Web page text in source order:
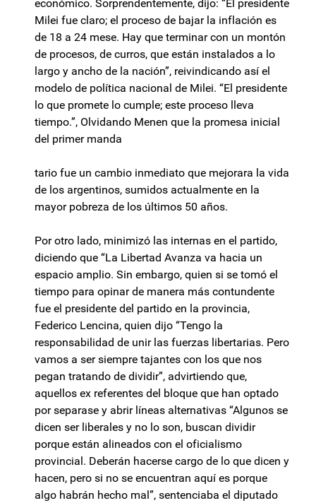
económico. Sorprendentemente, dijo: “El presidente
Milei fue claro; el proceso de bajar la inflación es
de 18 a 24 mese. Hay que terminar con un montón
de procesos, de curros, que están instalados a lo
largo y ancho de la nación”, reivindicando así el
modelo de política nacional de Milei. “El presidente
lo que promete lo cumple; este proceso lleva
tiempo.”, Olvidando Menen que la promesa inicial
del primer manda
tario fue un cambio inmediato que mejorara la vida
de los argentinos, sumidos actualmente en la
mayor pobreza de los últimos 50 años.
Por otro lado, minimizó las internas en el partido,
diciendo que “La Libertad Avanza va hacia un
espacio amplio. Sin embargo, quien si se tomó el
tiempo para opinar de manera más contundente
fue el presidente del partido en la provincia,
Federico Lencina, quien dijo “Tengo la
responsabilidad de unir las fuerzas libertarias. Pero
vamos a ser siempre tajantes con los que nos
pegan tratando de dividir”, advirtiendo que,
aquellos ex referentes del bloque que han optado
por separase y abrir líneas alternativas “Algunos se
dicen ser liberales y no lo son, buscan dividir
porque están alineados con el oficialismo
provincial. Deberán hacerse cargo de lo que dicen y
hacen, pero si no se encuentran aquí es porque
algo habrán hecho mal”, sentenciaba el diputado